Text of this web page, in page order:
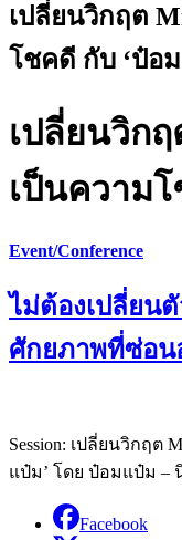
เปลี่ยนวิกฤต
โชคดี กับ ‘ป๋อ
เปลี่ยนวิก
เป็นความ
Event/Conference
ไม่ต้องเปลี่ยนตั
ศักยภาพที่ซ่อน
Session: เปลี่ยนวิกฤต
แป๋ม’ โดย ป๋อมแป๋ม –
Facebook